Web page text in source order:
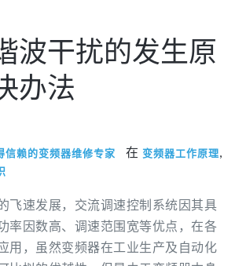
波干扰的发生原
办法
信赖的变频器维修专家 在 变频器工作原理,
飞速发展，交流调速控制系统因其具
率因数高、调速范围宽等优点，在各
用，虽然变频器在工业生产及自动化